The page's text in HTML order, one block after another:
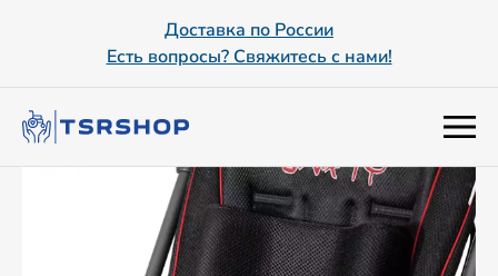
Доставка по России
Есть вопросы? Свяжитесь с нами!